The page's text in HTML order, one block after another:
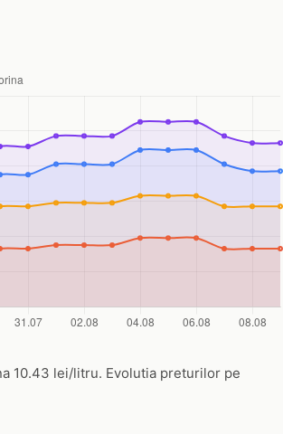
10.43 lei/litru. Evolutia preturilor pe